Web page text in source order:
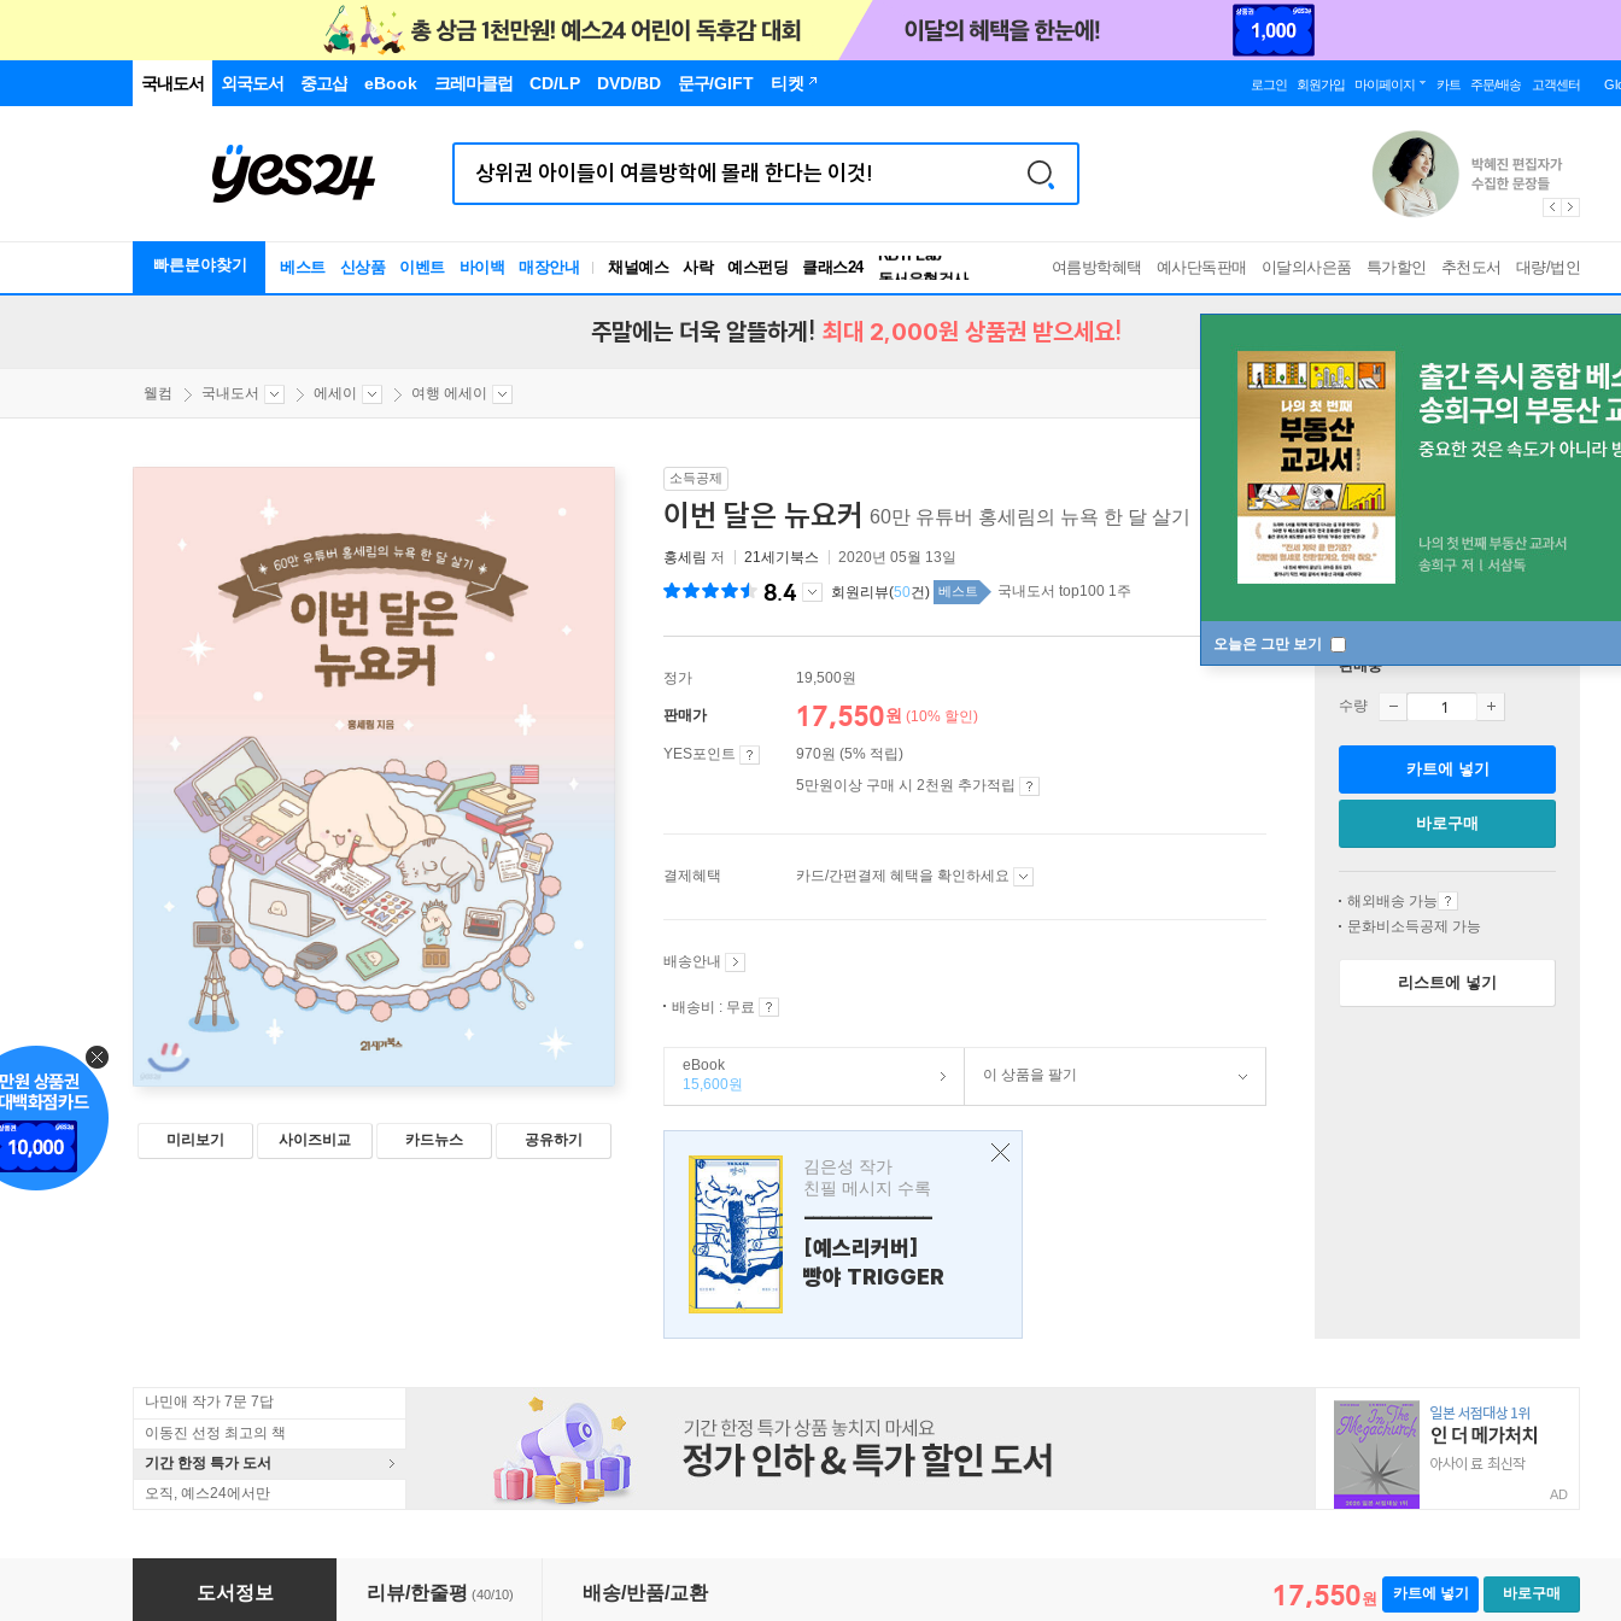
국내도서 외국도서 중고샵 eBook 크레마클럽 CD/LP DVD/BD 문구/GIFT 티켓 로그인 회원가입 마이페이지 카트 주문/배송 고객센터
빠른분야찾기 베스트 신상품 이벤트 바이백 매장안내 채널예스 사락 예스펀딩 클래스24
독서유형검사
여름방학혜택 예사단독판매 이달의사은품 특가할인 추천도서 대량/법인
오늘은 그만 보기
주말에는 더욱 알뜰하게! 최대 2,000원 상품권 받으세요!
웰컴 국내도서 에세이 여행 에세이
미리보기 사이즈비교 카드뉴스 공유하기
소득공제
이번 달은 뉴요커 60만 유튜버 홍세림의 뉴욕 한 달 살기
홍세림 저 21세기북스 2020년 05월 13일
8.4 회원리뷰(50건) 베스트 국내도서 top100 1주
정가 19,500원
판매가 17,550원 (10% 할인)
YES포인트
970원 (5% 적립)
5만원이상 구매 시 2천원 추가적립
결제혜택 카드/간편결제 혜택을 확인하세요
배송안내
배송비 : 무료
eBook
15,600원
이 상품을 팔기
김은성 작가
친필 메시지 수록
---------------
[예스리커버]
빵야 TRIGGER
판매중
수량
카트에 넣기
바로구매
해외배송 가능
문화비소득공제 가능
리스트에 넣기
나민애 작가 7문 7답
이동진 선정 최고의 책
기간 한정 특가 도서
오직, 예스24에서만
AD
이번 달은 뉴요커
도서정보 리뷰/한줄평 (40/10) 배송/반품/교환 17,550원 카트에 넣기 바로구매